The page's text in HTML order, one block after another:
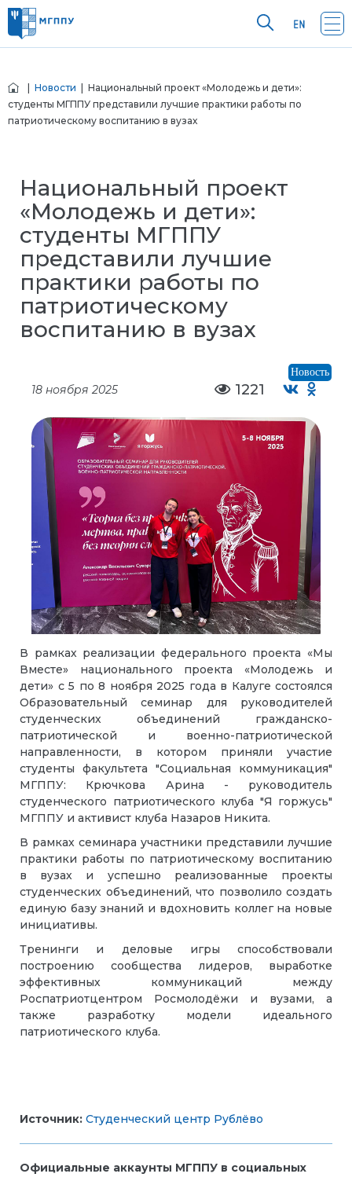
Новости | Национальный проект «Молодежь и дети»:
студенты МГППУ представили лучшие практики работы по
патриотическому воспитанию в вузах
Национальный проект
«Молодежь и дети»:
студенты МГППУ
представили лучшие
практики работы по
патриотическому
воспитанию в вузах
Новость
18 ноября 2025 1221
В рамках реализации федерального проекта «Мы
Вместе» национального проекта «Молодежь и
дети» с 5 по 8 ноября 2025 года в Калуге состоялся
Образовательный семинар для руководителей
студенческих объединений гражданско-
патриотической и военно-патриотической
направленности, в котором приняли участие
студенты факультета "Социальная коммуникация"
МГППУ: Крючкова Арина - руководитель
студенческого патриотического клуба "Я горжусь"
МГППУ и активист клуба Назаров Никита.
В рамках семинара участники представили лучшие
практики работы по патриотическому воспитанию
в вузах и успешно реализованные проекты
студенческих объединений, что позволило создать
единую базу знаний и вдохновить коллег на новые
инициативы.
Тренинги и деловые игры способствовали
построению сообщества лидеров, выработке
эффективных коммуникаций между
Роспатриотцентром Росмолодёжи и вузами, а
также разработку модели идеального
патриотического клуба.
Источник: Студенческий центр Рублёво
Официальные аккаунты МГППУ в социальных